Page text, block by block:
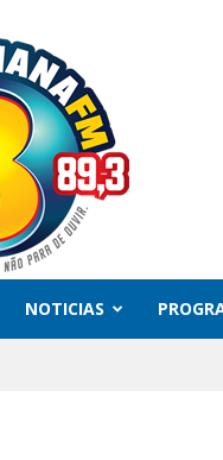
NOTICIAS